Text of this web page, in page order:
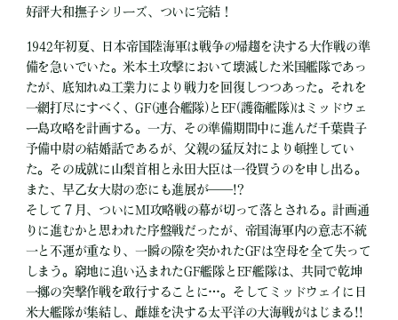
好評大和撫子シリーズ、ついに完結！
1942年初夏、日本帝国陸海軍は戦争の帰趨を決する大作戦の準
備を急いでいた。米本土攻撃において壊滅した米国艦隊であっ
たが、底知れぬ工業力により戦力を回復しつつあった。それを
一網打尽にすべく、GF(連合艦隊)とEF(護衛艦隊)はミッドウェ
ー島攻略を計画する。一方、その準備期間中に進んだ千葉貴子
予備中尉の結婚話であるが、父親の猛反対により頓挫してい
た。その成就に山梨首相と永田大臣は一役買うのを申し出る。
また、早乙女大尉の恋にも進展が――!?
そして７月、ついにMI攻略戦の幕が切って落とされる。計画通
りに進むかと思われた序盤戦だったが、帝国海軍内の意志不統
一と不運が重なり、一瞬の隙を突かれたGFは空母を全て失って
しまう。窮地に追い込まれたGF艦隊とEF艦隊は、共同で乾坤
一擲の突撃作戦を敢行することに…。そしてミッドウェイに日
米大艦隊が集結し、雌雄を決する太平洋の大海戦がはじまる!!